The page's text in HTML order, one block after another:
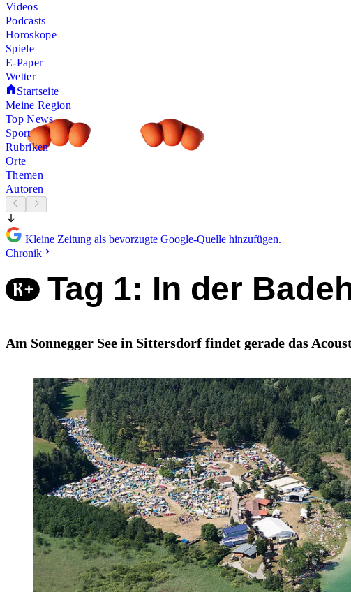
Videos
Podcasts
Horoskope
Spiele
E-Paper
Wetter
Startseite
Meine Region
Top News
Sport
Rubriken
Orte
Themen
Autoren
Kleine Zeitung als bevorzugte Google-Quelle hinzufügen.
Chronik
Tag 1: In der
Am Sonnegger See in Sittersdorf findet gerade das